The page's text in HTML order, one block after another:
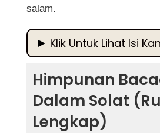
salam.
Klik Untuk Lihat Isi
Lengkap)
1. Niat Solat
1.1 Niat Solat Subuh
Himpunan
Dalam Solat
Lengkap)